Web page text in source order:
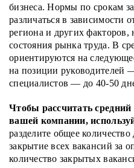
бизнеса. Нормы по срокам
различаться в зависимости
региона и других факторов,
состояния рынка труда. В
ориентируются на
на позиции руководителей
специалистов — до 40-50
Чтобы рассчитать
вашей компании,
разделите общее
закрытие всех вакансий за
количество закрытых